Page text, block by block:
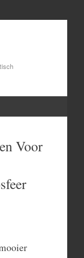
Voor